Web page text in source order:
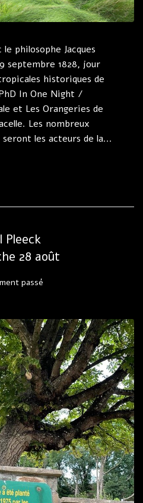
philosophe Jacques
septembre 1828, jour
historiques de
In One Night /
et Les Orangeries de
Les nombreux
les acteurs de la...
Pleeck
28 août
passé